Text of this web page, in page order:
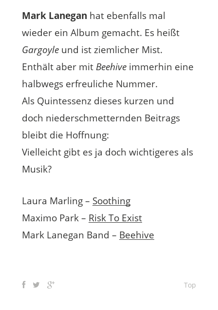
Mark Lanegan hat ebenfalls mal
wieder ein Album gemacht. Es heißt
Gargoyleund ist ziemlicher Mist.
Enthält aber mit Beehiveimmerhin eine
halbwegs erfreuliche Nummer.
Als Quintessenz dieses kurzen und
doch niederschmetternden Beitrags
bleibt die Hoffnung:
Vielleicht gibt es ja doch wichtigeres als
Musik?
Laura Marling – Soothing
Maximo Park – Risk To Exist
Mark Lanegan Band – Beehive
Top